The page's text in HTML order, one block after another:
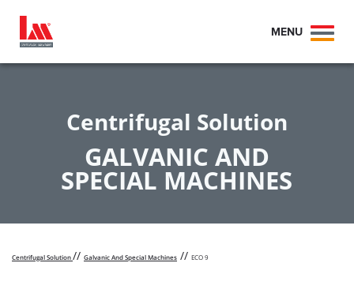
MENU
Toggle
Centrifugal Solution
GALVANIC AND
SPECIAL MACHINES
Centrifugal Solution// Galvanic And Special Machines // ECO 9